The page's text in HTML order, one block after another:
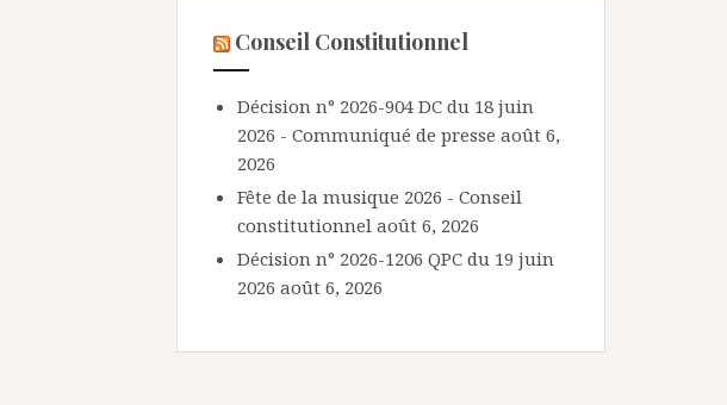
Conseil Constitutionnel
Décision n° 2026-904 DC du 18 juin
2026 - Communiqué de presse août 6,
2026
Fête de la musique 2026 - Conseil
constitutionnel août 6, 2026
Décision n° 2026-1206 QPC du 19 juin
2026 août 6, 2026